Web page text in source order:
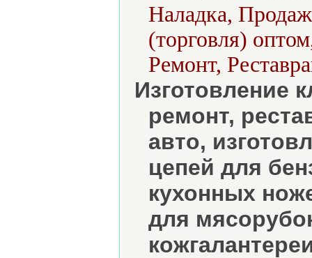
Наладка,
(торговля)
Ремонт,
Изготовление
ремонт,
авто,
цепей для
кухонных
для